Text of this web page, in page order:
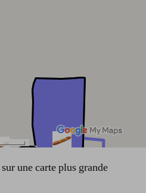
sur une carte plus grande